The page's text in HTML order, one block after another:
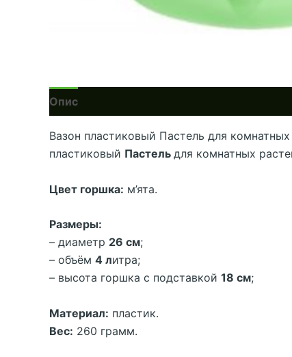
Опис
Вазон пластиковый Пастель для
пластиковый Пастель для комнатных
Цвет горшка: м’ята.
Размеры:
– диаметр 26 см;
– объём 4 литра;
– высота горшка с подставкой 18 см;
Материал: пластик.
Вес: 260 грамм.